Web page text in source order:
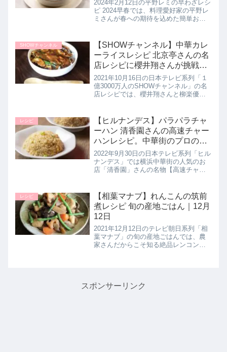
2024年2月12日の平野レミの早わざレシ
ピ 2024早春では、料理愛好家の平野レ
ミさんが春への期待を込めた簡単おい
たので詳しく紹介します。これまでに
数々のレシピで世間を...
SHOWチャンネル
【SHOWチャンネル】中華カレ
ーライスレシピ 北京亭さんの名
店レシピに櫻井翔さんが挑戦｜
10月16日
2021年10月16日の日本テレビ系列「１
億3000万人のSHOWチャンネル」の名
店レシピでは、櫻井翔さんと柳楽優弥
カレーライス】の作り方にチャレンジ
していたので詳しく紹...
レシピ
【ヒルナンデス】パラパラチャ
ーハン 清香園さんの高速チャー
ハンレシピ。中華街のプロの味
を家庭で作る方法｜9月30日
2022年9月30日の日本テレビ系列「ヒル
ナンデス」では横浜中華街の人気のお
店「清香園」さんの名物【高速チャー
くれたので、作り方と自宅でできるプ
ロ技を詳しく紹介します。>>...
レシピ
【相葉マナブ】れんこんの筑前
煮レシピ 旬の産地ごはん｜12月
12日
2021年12月12日のテレビ朝日系列「相
葉マナブ」の旬の産地ごはんでは、農
家さんだからこそ知る絶品レンコンレ
スポンサーリンク